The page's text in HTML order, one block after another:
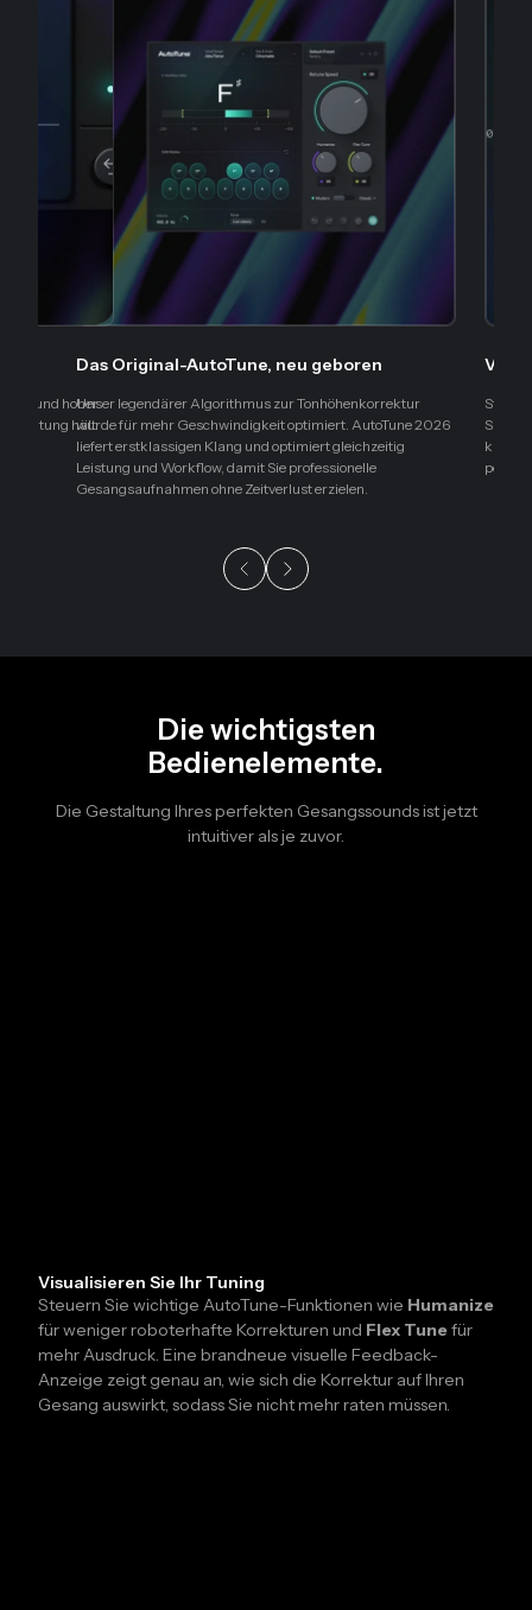
Das Original-AutoTune, neu geboren
Unser legendärer Algorithmus zur Tonhöhenkorrektur
wurde für mehr Geschwindigkeit optimiert. AutoTune 2026
liefert erstklassigen Klang und optimiert gleichzeitig
Leistung und Workflow, damit Sie professionelle
Gesangsaufnahmen ohne Zeitverlust erzielen.
Stellen
klare
und hoher
hält
Die wichtigsten
Bedienelemente.
Die Gestaltung Ihres perfekten Gesangssounds ist jetzt
intuitiver als je zuvor.
Visualisieren Sie Ihr Tuning
Steuern Sie wichtige AutoTune-Funktionen wie Humanize
für weniger roboterhafte Korrekturen und Flex Tunefür
mehr Ausdruck. Eine brandneue visuelle Feedback-
Anzeige zeigt genau an, wie sich die Korrektur auf Ihren
Gesang auswirkt, sodass Sie nicht mehr raten müssen.